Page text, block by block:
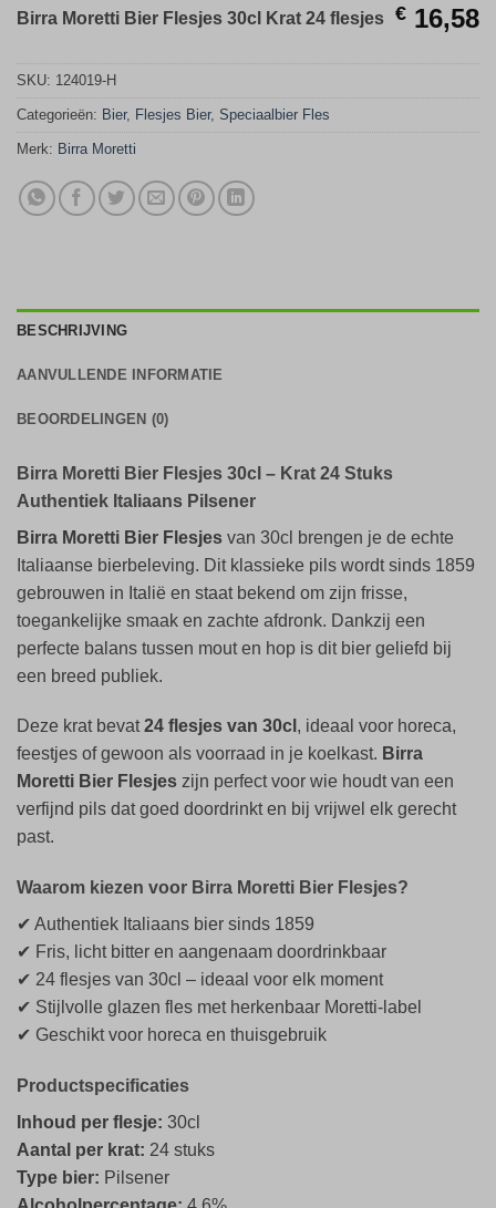
Birra Moretti Bier Flesjes 30cl Krat 24 flesjes € 16,58
SKU: 124019-H
Categorieën: Bier, Flesjes Bier, Speciaalbier Fles
Merk: Birra Moretti
BESCHRIJVING
AANVULLENDE INFORMATIE
BEOORDELINGEN (0)
Birra Moretti Bier Flesjes 30cl – Krat 24 Stuks
Authentiek Italiaans Pilsener
Birra Moretti Bier Flesjes van 30cl brengen je de echte
Italiaanse bierbeleving. Dit klassieke pils wordt sinds 1859
gebrouwen in Italië en staat bekend om zijn frisse,
toegankelijke smaak en zachte afdronk. Dankzij een
perfecte balans tussen mout en hop is dit bier geliefd bij
een breed publiek.
Deze krat bevat24 flesjes van 30cl , ideaal voor horeca,
feestjes of gewoon als voorraad in je koelkast. Birra
Moretti Bier Flesjes zijn perfect voor wie houdt van een
verfijnd pils dat goed doordrinkt en bij vrijwel elk gerecht
past.
Waarom kiezen voor Birra Moretti Bier Flesjes?
✔ Authentiek Italiaans bier sinds 1859
✔ Fris, licht bitter en aangenaam doordrinkbaar
✔ 24 flesjes van 30cl – ideaal voor elk moment
✔ Stijlvolle glazen fles met herkenbaar Moretti-label
✔ Geschikt voor horeca en thuisgebruik
Productspecificaties
Inhoud per flesje: 30cl
Aantal per krat: 24 stuks
Type bier: Pilsener